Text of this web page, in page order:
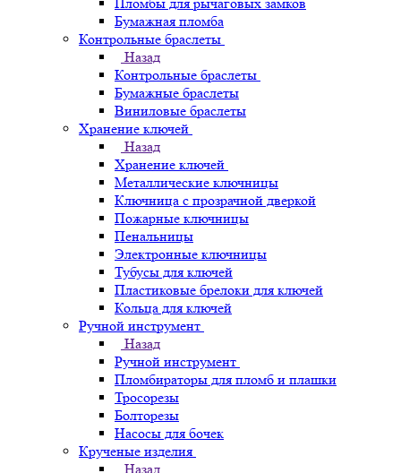
Бумажная пломба
Контрольные браслеты
Назад
Контрольные браслеты
Бумажные браслеты
Виниловые браслеты
Хранение ключей
Назад
Хранение ключей
Металлические ключницы
Ключница с прозрачной дверкой
Пожарные ключницы
Пенальницы
Электронные ключницы
Тубусы для ключей
Пластиковые брелоки для ключей
Кольца для ключей
Ручной инструмент
Назад
Ручной инструмент
Пломбираторы для пломб и плашки
Тросорезы
Болторезы
Насосы для бочек
Крученые изделия
Назад